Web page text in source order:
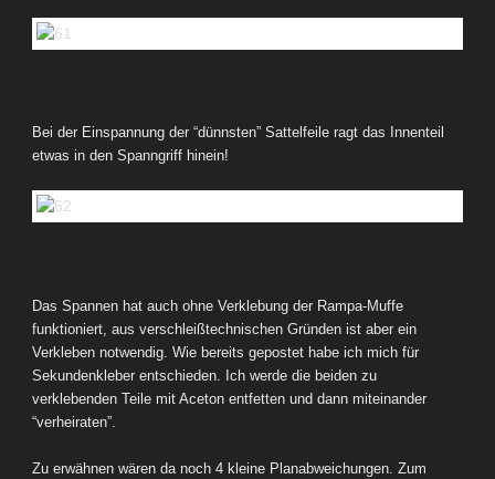
Bei der Einspannung der “dünnsten” Sattelfeile ragt das Innenteil
etwas in den Spanngriff hinein!
Das Spannen hat auch ohne Verklebung der Rampa-Muffe
funktioniert, aus verschleißtechnischen Gründen ist aber ein
Verkleben notwendig. Wie bereits gepostet habe ich mich für
Sekundenkleber entschieden. Ich werde die beiden zu
verklebenden Teile mit Aceton entfetten und dann miteinander
“verheiraten”.
Zu erwähnen wären da noch 4 kleine Planabweichungen. Zum